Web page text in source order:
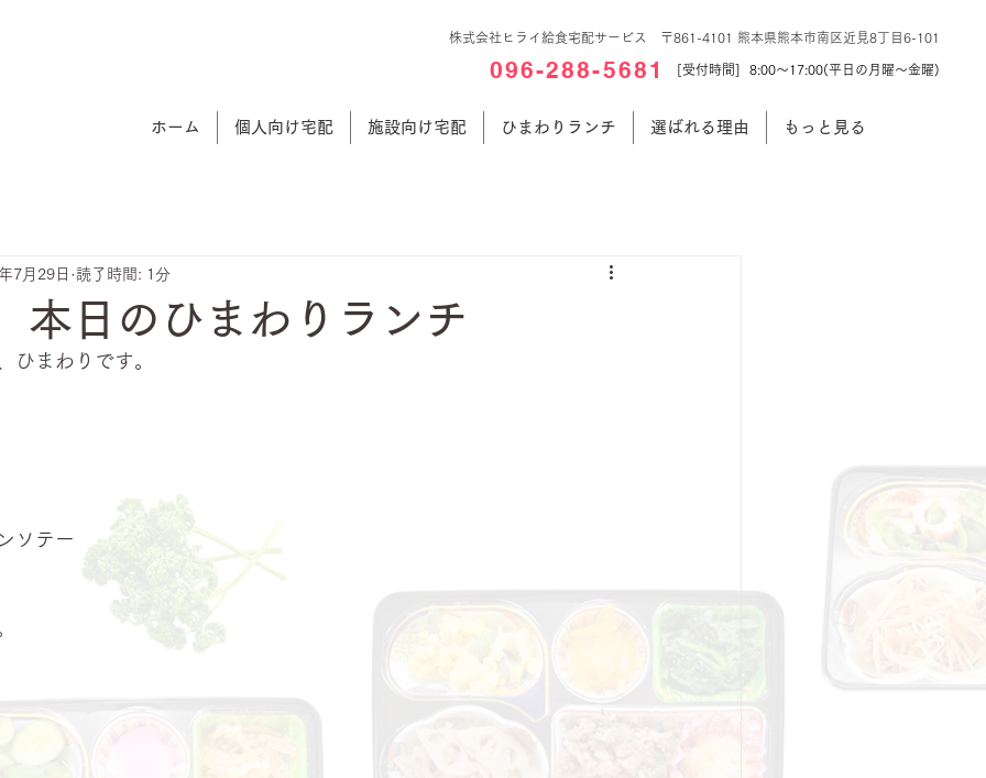
株式会社ヒライ給食宅配サービス 〒861-4101 熊本県熊本市南区近見8丁目6-101
096-288-5681 [受付時間] 8:00～17:00(平日の月曜～金曜)
ホーム 個人向け宅配 施設向け宅配 ひまわりランチ 選ばれる理由 もっと見る
日のひまわりランチ
7月29日 読了時間: 1分
ひまわりです。
ソテー